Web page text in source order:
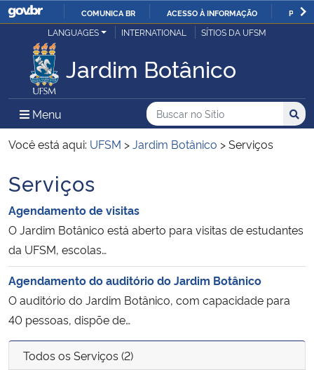
IR
O
COMUNICA BR ACESSO À INFORMAÇÃO
Ministério da Justiça e Segurança Pública
Ministério da Defesa
Ministério das Relações Exteriores
Ministério da Economia
Ministério da Infraestrutura
Ministério da Agricultura, Pecuária e Abastecimento
Ministério da Educação
Ministério da Cidadania
Ministério da Saúde
LANGUAGES INTERNATIONAL SÍTIOS DA UFSM
Jardim Botânico
Menu Menu Principal do Sítio
Busca
Buscar no no Sítio
Busca:
Você está aqui: UFSM >Jardim Botânico >Serviços
Serviços
Agendamento de visitas
O Jardim Botânico está aberto para visitas de estudantes
da UFSM, escolas…
Agendamento do auditório do Jardim Botânico
O auditório do Jardim Botânico, com capacidade para
40 pessoas, dispõe de…
Todos os Serviços (2)